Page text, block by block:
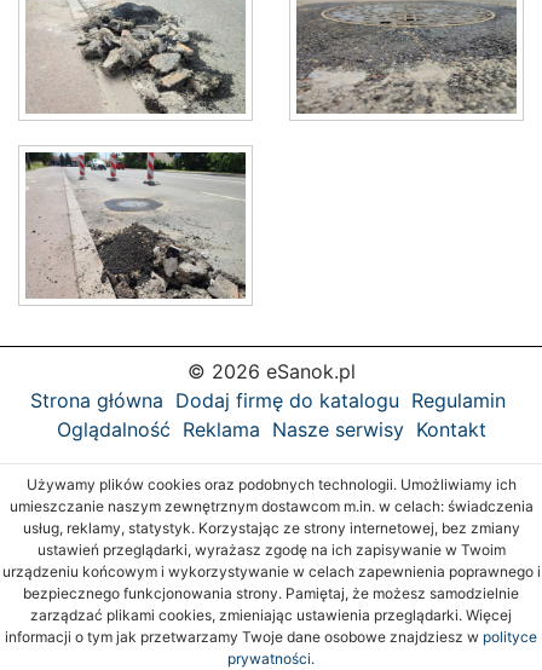
© 2026 eSanok.pl
Strona główna Dodaj firmę do katalogu Regulamin
Oglądalność Reklama Nasze serwisy Kontakt
Używamy plików cookies oraz podobnych technologii. Umożliwiamy ich
umieszczanie naszym zewnętrznym dostawcom m.in. w celach: świadczenia
usług, reklamy, statystyk. Korzystając ze strony internetowej, bez zmiany
ustawień przeglądarki, wyrażasz zgodę na ich zapisywanie w Twoim
urządzeniu końcowym i wykorzystywanie w celach zapewnienia poprawnego i
bezpiecznego funkcjonowania strony. Pamiętaj, że możesz samodzielnie
zarządzać plikami cookies, zmieniając ustawienia przeglądarki. Więcej
informacji o tym jak przetwarzamy Twoje dane osobowe znajdziesz w polityce
prywatności.